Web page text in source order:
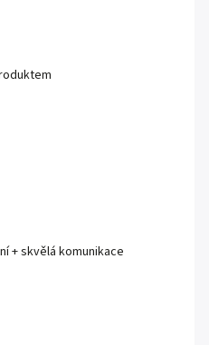
+ skvělá komunikace